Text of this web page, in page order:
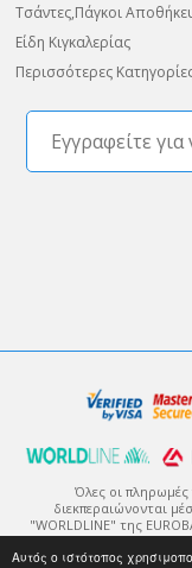
Αυτός ο ιστότοπος
Τσάντες,Πάγκοι
Είδη Κιγκαλερίας
Περισσότερες
Όλες οι
διεκπεραιώνονται
"WORLDLINE" της
πρωτόκολλο
Η κρυπτογράφηση